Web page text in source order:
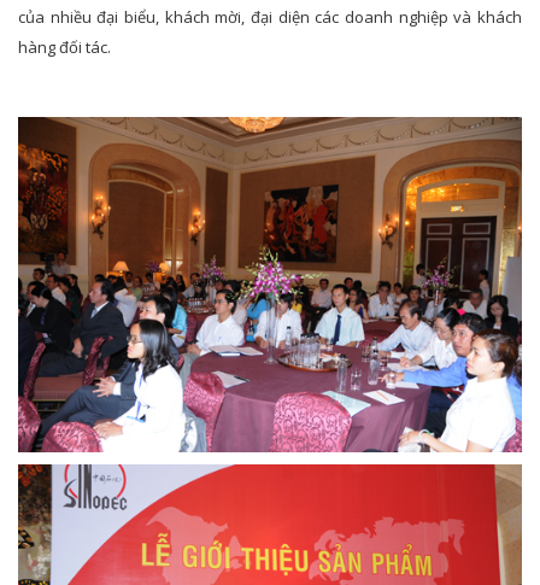
của nhiều đại biểu, khách mời, đại diện các doanh nghiệp và khách
hàng đối tác.